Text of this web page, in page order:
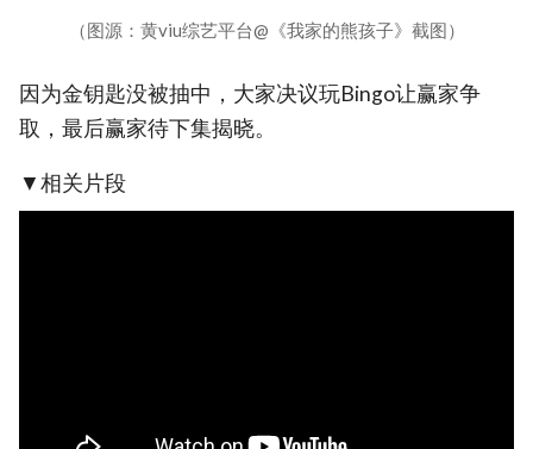
（图源：黄viu综艺平台@《我家的熊孩子》截图）
因为金钥匙没被抽中，大家决议玩Bingo让赢家争
取，最后赢家待下集揭晓。
▼相关片段